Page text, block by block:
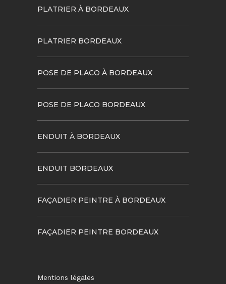
PLATRIER À BORDEAUX
PLATRIER BORDEAUX
POSE DE PLACO À BORDEAUX
POSE DE PLACO BORDEAUX
ENDUIT À BORDEAUX
ENDUIT BORDEAUX
FAÇADIER PEINTRE À BORDEAUX
FAÇADIER PEINTRE BORDEAUX
Mentions légales